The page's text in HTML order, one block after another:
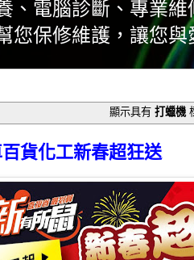
、電腦診斷、專業
您保修維護，讓您
顯示具有 打蠟機
貨化工新春超狂送